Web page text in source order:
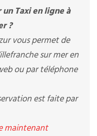
Taxi en ligne à
?
vous permet de
sur mer en
ou par téléphone
est faite par
maintenant